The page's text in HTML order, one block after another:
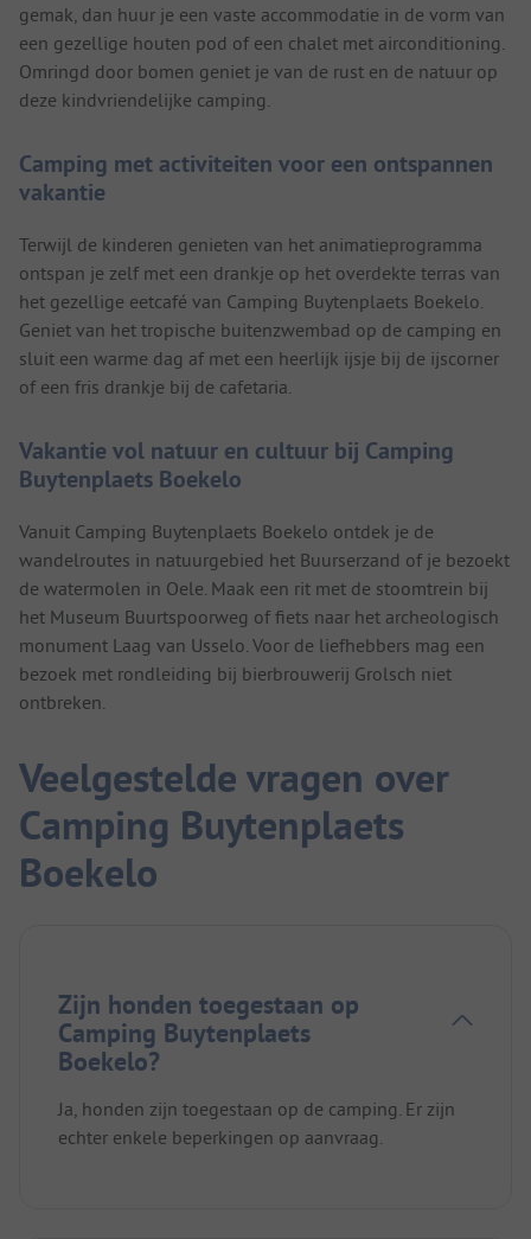
gemak, dan huur je een vaste accommodatie in de vorm van
een gezellige houten pod of een chalet met airconditioning.
Omringd door bomen geniet je van de rust en de natuur op
deze kindvriendelijke camping.
Camping met activiteiten voor een ontspannen
vakantie
Terwijl de kinderen genieten van het animatieprogramma
ontspan je zelf met een drankje op het overdekte terras van
het gezellige eetcafé van Camping Buytenplaets Boekelo.
Geniet van het tropische buitenzwembad op de camping en
sluit een warme dag af met een heerlijk ijsje bij de ijscorner
of een fris drankje bij de cafetaria.
Vakantie vol natuur en cultuur bij Camping
Buytenplaets Boekelo
Vanuit Camping Buytenplaets Boekelo ontdek je de
wandelroutes in natuurgebied het Buurserzand of je bezoekt
de watermolen in Oele. Maak een rit met de stoomtrein bij
het Museum Buurtspoorweg of fiets naar het archeologisch
monument Laag van Usselo. Voor de liefhebbers mag een
bezoek met rondleiding bij bierbrouwerij Grolsch niet
ontbreken.
Veelgestelde vragen over
Camping Buytenplaets
Boekelo
Zijn honden toegestaan op
Camping Buytenplaets
Boekelo?
Ja, honden zijn toegestaan op de camping. Er zijn
echter enkele beperkingen op aanvraag.